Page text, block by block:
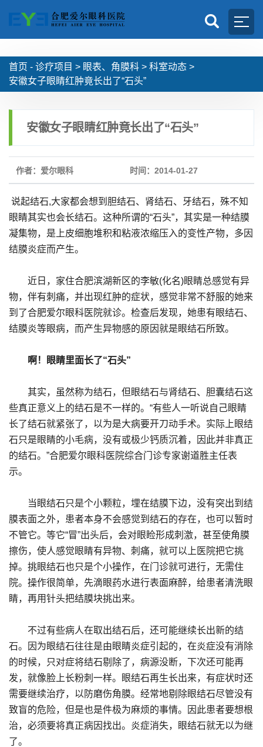
首页 - 诊疗项目 > 眼表、角膜科 > 科室动态 >
安徽女子眼睛红肿竟长出了“石头”
安徽女子眼睛红肿竟长出了“石头”
作者：爱尔眼科 时间：2014-01-27
说起结石,大家都会想到胆结石、肾结石、牙结石，殊不知
眼睛其实也会长结石。这种所谓的“石头”，其实是一种结膜
凝集物，是上皮细胞堆积和粘液浓缩压入的变性产物，多因
结膜炎症而产生。
近日，家住合肥滨湖新区的李敏(化名)眼睛总感觉有异
物，伴有刺痛，并出现红肿的症状，感觉非常不舒服的她来
到了合肥爱尔眼科医院就诊。检查后发现，她患有眼结石、
结膜炎等眼病，而产生异物感的原因就是眼结石所致。
啊！眼睛里面长了“石头”
其实，虽然称为结石，但眼结石与肾结石、胆囊结石这
些真正意义上的结石是不一样的。“有些人一听说自己眼睛
长了结石就紧张了，以为是大病要开刀动手术。实际上眼结
石只是眼睛的小毛病，没有或极少钙质沉着，因此并非真正
的结石。”合肥爱尔眼科医院综合门诊专家谢道胜主任表
示。
当眼结石只是个小颗粒，埋在结膜下边，没有突出到结
膜表面之外，患者本身不会感觉到结石的存在，也可以暂时
不管它。等它“冒”出头后，会对眼睑形成刺激，甚至使角膜
擦伤，使人感觉眼睛有异物、刺痛，就可以上医院把它挑
掉。挑眼结石也只是个小操作，在门诊就可进行，无需住
院。操作很简单，先滴眼药水进行表面麻醉，给患者清洗眼
睛，再用针头把结膜块挑出来。
不过有些病人在取出结石后，还可能继续长出新的结
石。因为眼结石往往是由眼睛炎症引起的，在炎症没有消除
的时候，只对症将结石剔除了，病源没断，下次还可能再
发，就像脸上长粉刺一样。眼结石再生长出来，有症状时还
需要继续治疗，以防磨伤角膜。经常地剔除眼结石尽管没有
致盲的危险，但是也是件极为麻烦的事情。因此患者要想根
治，必须要将真正病因找出。炎症消失，眼结石就无以为继
了。